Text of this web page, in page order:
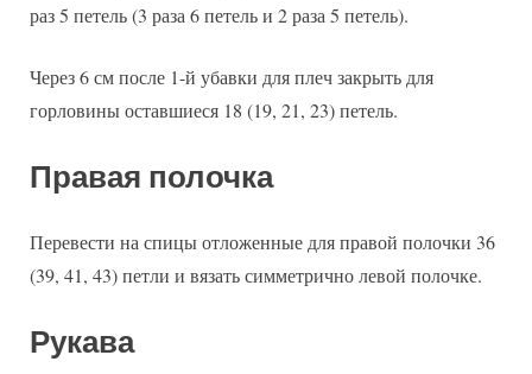
раз 5 петель (3 раза 6 петель и 2 раза 5 петель).
Через 6 см после 1-й убавки для плеч закрыть для
горловины оставшиеся 18 (19, 21, 23) петель.
Правая полочка
Перевести на спицы отложенные для правой полочки 36
(39, 41, 43) петли и вязать симметрично левой полочке.
Рукава